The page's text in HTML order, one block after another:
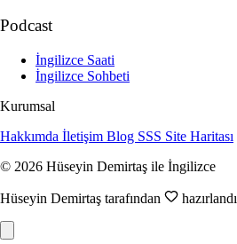
Podcast
İngilizce Saati
İngilizce Sohbeti
Kurumsal
Hakkımda İletişim Blog SSS Site Haritası
© 2026 Hüseyin Demirtaş ile İngilizce
Hüseyin Demirtaş tarafından hazırlandı